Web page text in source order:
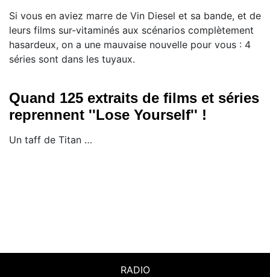
Si vous en aviez marre de Vin Diesel et sa bande, et de
leurs films sur-vitaminés aux scénarios complètement
hasardeux, on a une mauvaise nouvelle pour vous : 4
séries sont dans les tuyaux.
Quand 125 extraits de films et séries
reprennent ''Lose Yourself'' !
Un taff de Titan …
RADIO